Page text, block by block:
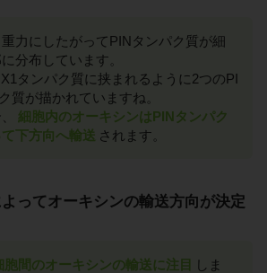
重力にしたがってPINタンパク質が細
分布しています。
タンパク質に挟まれるように2つのPI
質が描かれていますね。
細胞内のオーキシンはPINタンパク
下方向へ輸送 されます。
ってオーキシンの輸送方向が決定
胞間のオーキシンの輸送に注目 しま